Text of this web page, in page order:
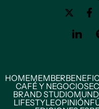
HOMEMEMBER
CAFÉ Y NEGOCIOS
BRAND STUDIO
LIFESTYLEOPINIÓN